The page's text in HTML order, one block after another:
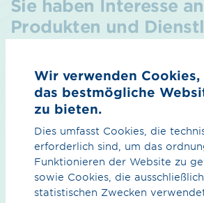
Sie haben Interesse
Produkten und
Stellen Sie einfach eine
vereinbaren Sie doch gleich einen
Anfrage stellen
Termin vereinbaren
Wir verwenden Cookies,
das bestmögliche
zu bieten.
Dies umfasst Cookies, die
erforderlich sind, um das
Funktionieren der Website zu
sowie Cookies, die
statistischen Zwecken